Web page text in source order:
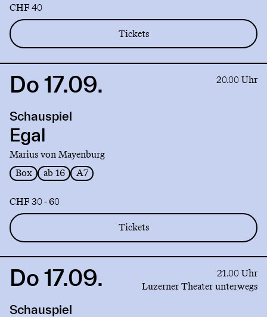
CHF 40
Tickets
Link
Egal
Do 17.09. 20.00 Uhr
Schauspiel
Egal
Marius von Mayenburg
Box
ab 16 A7
CHF 30 - 60
Tickets
Link
Alkopop
Do 17.09.
21.00 Uhr
Luzerner Theater unterwegs
Schauspiel